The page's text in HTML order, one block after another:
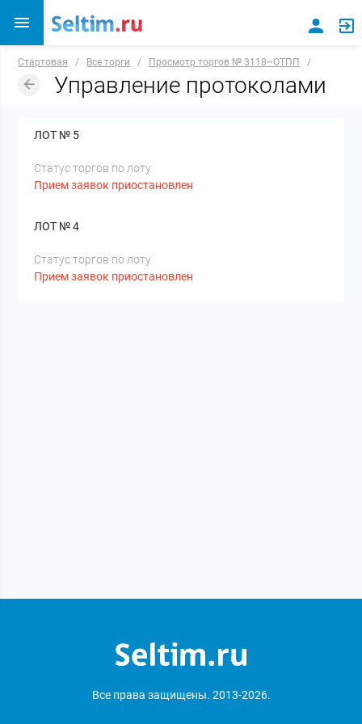
Стартовая / Все торги / Просмотр торгов № 3118–ОТПП /
Управление протоколами
ЛОТ № 5
Статус торгов по лоту
Прием заявок приостановлен
ЛОТ № 4
Статус торгов по лоту
Прием заявок приостановлен
Все права защищены. 2013-2026.